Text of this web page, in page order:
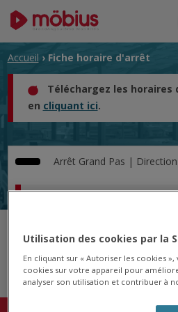
Accueil › Fiche horaire d'arrêt
Téléchargez les horaires
en cliquant ici.
Arrêt Grand Pas | Direction
Cet arrêt n'est pas desservi pour le
Utilisation des cookies par la
En cliquant sur « Autoriser les cookies
cookies sur votre appareil pour
analyser son utilisation et contribuer à